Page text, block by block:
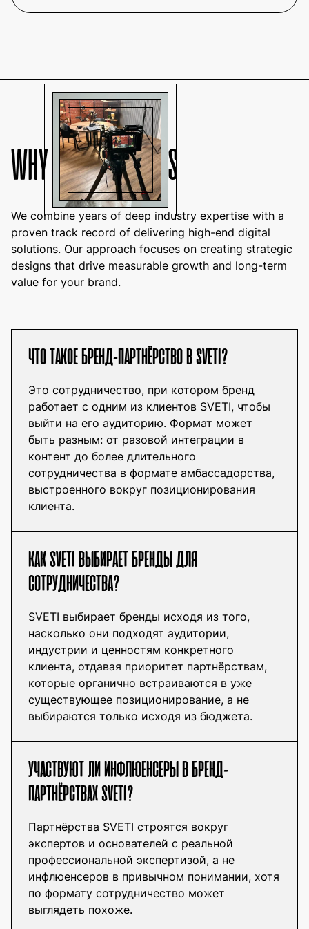
WHY WORK WITH US
We combine years of deep industry expertise with a
proven track record of delivering high-end digital
solutions. Our approach focuses on creating strategic
designs that drive measurable growth and long-term
value for your brand.
ЧТО ТАКОЕ БРЕНД-ПАРТНЁРСТВО В SVETI?
Это сотрудничество, при котором бренд
работает с одним из клиентов SVETI, чтобы
выйти на его аудиторию. Формат может
быть разным: от разовой интеграции в
контент до более длительного
сотрудничества в формате амбассадорства,
выстроенного вокруг позиционирования
клиента.
КАК SVETI ВЫБИРАЕТ БРЕНДЫ ДЛЯ
СОТРУДНИЧЕСТВА?
SVETI выбирает бренды исходя из того,
насколько они подходят аудитории,
индустрии и ценностям конкретного
клиента, отдавая приоритет партнёрствам,
которые органично встраиваются в уже
существующее позиционирование, а не
выбираются только исходя из бюджета.
УЧАСТВУЮТ ЛИ ИНФЛЮЕНСЕРЫ В БРЕНД-
ПАРТНЁРСТВАХ SVETI?
Партнёрства SVETI строятся вокруг
экспертов и основателей с реальной
профессиональной экспертизой, а не
инфлюенсеров в привычном понимании, хотя
по формату сотрудничество может
выглядеть похоже.